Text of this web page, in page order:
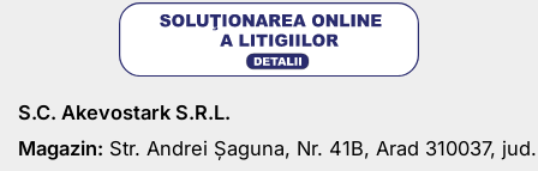
S.C. Akevostark S.R.L.
Magazin: Str. Andrei Șaguna, Nr. 41B, Arad 310037, jud.